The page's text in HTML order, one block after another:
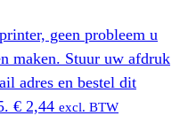
geen probleem u
maken. Stuur uw afdruk
adres en bestel dit
€ 2,44 excl. BTW